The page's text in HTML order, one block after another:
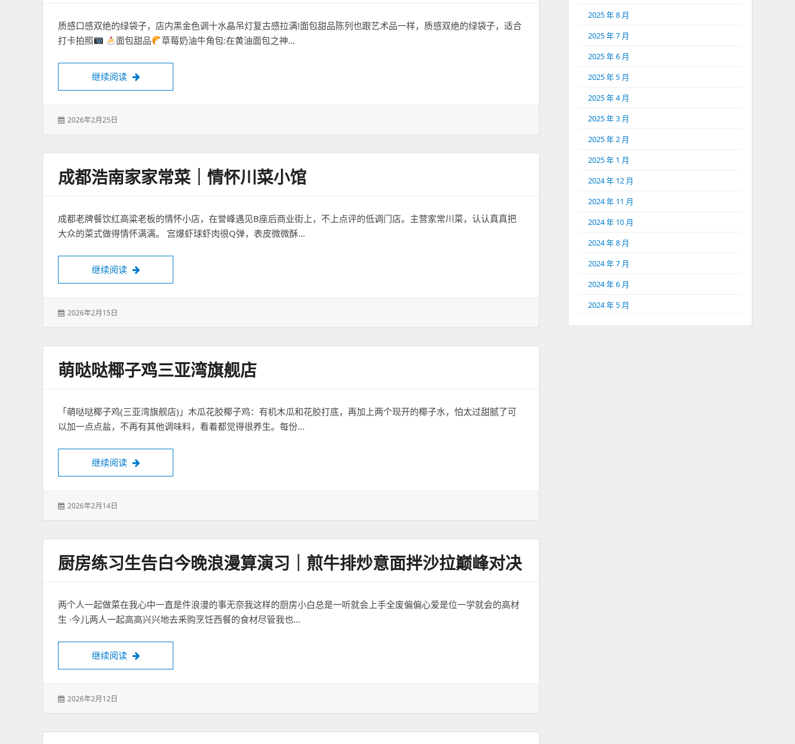
质感口感双绝的绿袋子，店内黑金色调十水晶吊灯复古感拉满!面包甜品陈列也跟艺术品一样，质感双绝的绿袋子，适合
打卡拍照
面包甜品 草莓奶油牛角包:在黄油面包之神…
继续阅读 火爆全网的排队王B&C绿袋子黄油与面包-苏州中心店
发
2026年2月25日
成都浩南家家常菜｜情怀川菜小馆
成都老牌餐饮红高粱老板的情怀小店，在誉峰遇见B座后商业街上，不上点评的低调门店。主营家常川菜，认认真真把
大众的菜式做得情怀满满。 宫爆虾球虾肉很Q弹，表皮微微酥…
继续阅读 成都浩南家家常菜｜情怀川菜小馆
发
2026年2月15日
萌哒哒椰子鸡三亚湾旗舰店
「萌哒哒椰子鸡(三亚湾旗舰店)」木瓜花胶椰子鸡：有机木瓜和花胶打底，再加上两个现开的椰子水，怕太过甜腻了可
以加一点点盐，不再有其他调味料，看着都觉得很养生。每份…
继续阅读 萌哒哒椰子鸡三亚湾旗舰店
发
2026年2月14日
厨房练习生告白今晚浪漫算演习｜煎牛排炒意面拌沙拉巅峰对决
两个人一起做菜在我心中一直是件浪漫的事无奈我这样的厨房小白总是一听就会上手全废偏偏心爱是位一学就会的高材
生 ·今儿两人一起高高兴兴地去釆购烹饪西餐的食材尽管我也…
继续阅读 厨房练习生告白今晚浪漫算演习｜煎牛排炒意面拌沙拉巅峰对决
发
2026年2月12日
2025 年 8 月
2025 年 7 月
2025 年 6 月
2025 年 5 月
2025 年 4 月
2025 年 3 月
2025 年 2 月
2025 年 1 月
2024 年 12 月
2024 年 11 月
2024 年 10 月
2024 年 8 月
2024 年 7 月
2024 年 6 月
2024 年 5 月